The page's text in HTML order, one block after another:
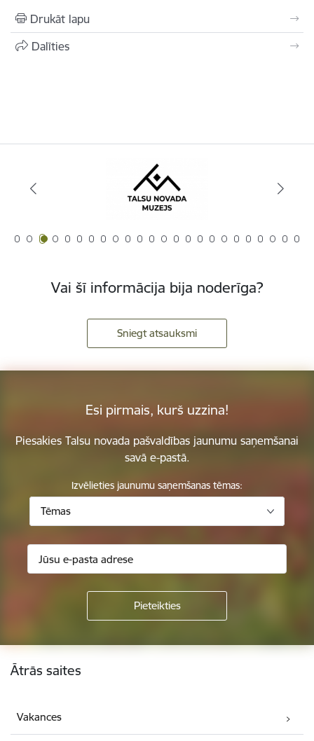
Drukāt lapu
Dalīties
Vai šī informācija bija noderīga?
Sniegt atsauksmi
Esi pirmais, kurš uzzina!
Piesakies Talsu novada pašvaldības jaunumu saņemšanai
savā e-pastā.
Izvēlieties jaunumu saņemšanas tēmas:
Tēmas
Kājene
Ātrās saites
Vakances